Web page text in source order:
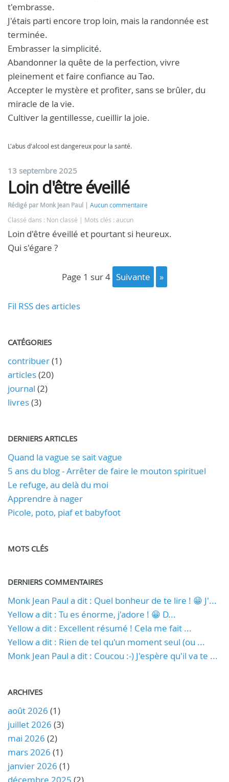
t'embrasse.
J'étais parti encore trop loin, mais la randonnée est
terminée.
Embrasser la simplicité.
Abandonner la quête de la perfection, vivre
pleinement et faire confiance au Tao.
Accepter le mystère et profiter, sans se brûler, du
miracle de la vie.
Cultiver la gentillesse, cueillir la joie.
L'abus d'alcool est dangereux pour la santé.
13 septembre 2025
Loin d'être éveillé
Rédigé par Monk Jean Paul
Aucun commentaire
Classé dans : Non classé
Mots clés : aucun
Loin d'être éveillé et pourtant si heureux.
Qui s'égare ?
page 1 sur 4 suivante »
Fil RSS des articles
CATÉGORIES
contribuer(1)
articles(20)
journal (2)
livres(3)
DERNIERS ARTICLES
Quand la vague se sait vague
5 ans du blog - Arrêter de faire le mouton spirituel
Le refuge, au delà du moi
Apprendre à nager
Picole, poto, piaf et babyfoot
MOTS CLÉS
DERNIERS COMMENTAIRES
Monk Jean Paul a dit : Quel bonheur de te lire ! 😁 J'...
Yellow a dit : Tu es énorme, j'adore ! 😁 D...
Yellow a dit : Excellent résumé ! Cela me fait ...
Yellow a dit : Rien de tel qu'un moment seul (ou ...
Monk Jean Paul a dit : Coucou :-) J'espère qu'il va te ...
ARCHIVES
août 2026 (1)
juillet 2026 (3)
mai 2026 (2)
mars 2026 (1)
janvier 2026 (1)
décembre 2025 (2)